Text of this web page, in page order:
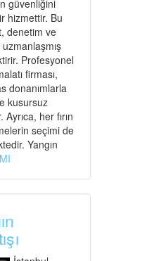
güvenliğini
hizmettir. Bu
denetim ve
Profesyonel
firması,
donanımlarla
kusursuz
her fırın
seçimi de
Yangın